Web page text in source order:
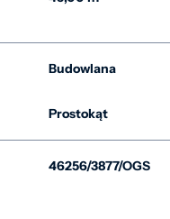
Budowlana
Prostokąt
46256/3877/OGS